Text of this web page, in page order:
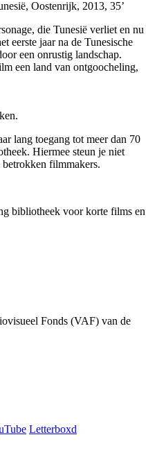
Oostenrijk, 2013, 35’
die Tunesië verliet en nu
eerste jaar na de Tunesische
een onrustig landschap.
een land van ontgoocheling,
lang toegang tot meer dan 70
Hiermee steun je niet
betrokken filmmakers.
bibliotheek voor korte films en
Fonds (VAF) van de
Letterboxd